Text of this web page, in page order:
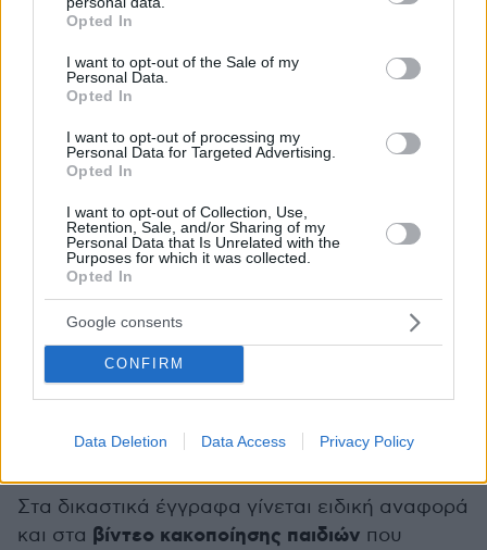
grant or deny consent to Google and its third-party tags to
use your data for below specified purposes in below Google
consent section.
Opted In
I want to opt-out of the Sale of my
Personal Data.
Opted In
I want to opt-out of processing my
Personal Data for Targeted Advertising.
Opted In
I want to opt-out of Collection, Use,
Retention, Sale, and/or Sharing of my
Personal Data that Is Unrelated with the
Purposes for which it was collected.
Opted In
Google consents
CONFIRM
Data Deletion Data Access Privacy Policy
«έμπνευση» για εκείνον.
Στις συνομιλίες του με τους φίλους του ο
52χρονος μοιραζόταν βίντεο που εμφάνιζαν
τον ίδιο να κακοποιεί ζώα.
θάνατο του χρήστη «Gorvaged»με τον οποίο
είχαν έρθει αρκετά κοντά. «Ίσως θα έπρεπε να
διαγράψω το ιστορικό των μηνυμάτων μας,
αλλά δεν θέλω. Η οικογένειά του δεν θα μάθει
ποτέ πόσο αξιοσέβαστος ήταν στη μικρή μας
κοινότητα, αλλά φαντάζομαι ότι αυτό είναι για
καλό! LOL! Nα πάρει η ευχή, η ζωή ειναι πολύ
Στα δικαστικά έγγραφα γίνεται ειδική αναφορά
και στα βίντεο κακοποίησης παιδιών που